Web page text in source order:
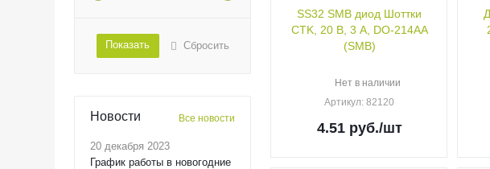
Показать Сбросить
Новости Все новости
20 декабря 2023
График работы в новогодние
SS32 SMB диод Шоттки
CTK, 20 В, 3 А, DO-214AA
(SMB)
Нет в наличии
Артикул: 82120
4.51руб./шт